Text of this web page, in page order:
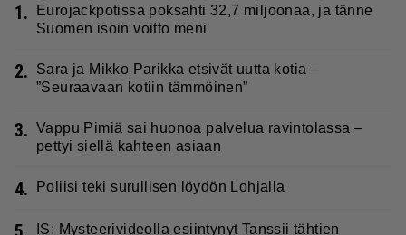
1.
Eurojackpotissa poksahti 32,7 miljoonaa, ja tänne
Suomen isoin voitto meni
2.
Sara ja Mikko Parikka etsivät uutta kotia –
”Seuraavaan kotiin tämmöinen”
3. Vappu Pimiä sai huonoa palvelua ravintolassa –
pettyi siellä kahteen asiaan
4. Poliisi teki surullisen löydön Lohjalla
IS: Mysteerivideolla esiintynyt Tanssii tähtien